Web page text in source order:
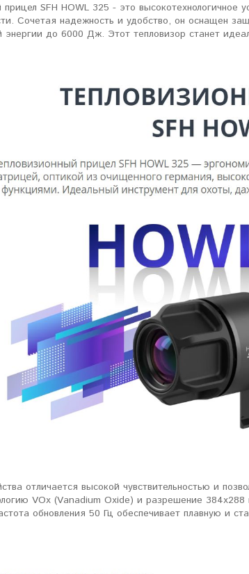
прицел SFH HOWL 325 - это
Сочетая надежность и удобство, он оснащен
энергии до 6000 Дж. Этот тепловизор станет
отличается высокой чувствительностью и
VOx (Vanadium Oxide) и разрешение
обновления 50 Гц обеспечивает плавную и